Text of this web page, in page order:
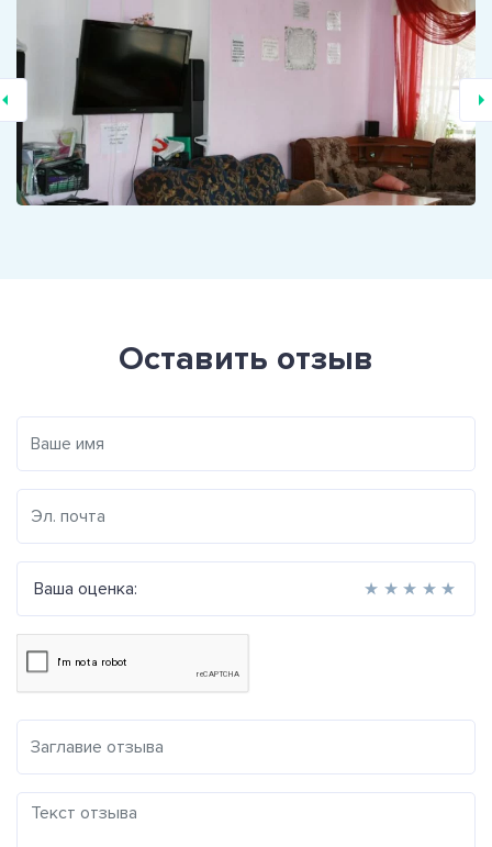
Оставить отзыв
Ваша оценка: ★
★
★
★
★